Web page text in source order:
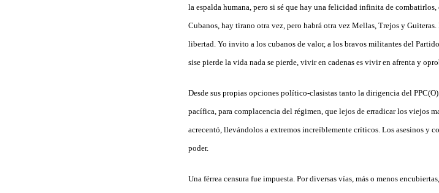
la espalda humana, pero si sé que hay una felicidad infinita de
Cubanos, hay tirano otra vez, pero habrá otra vez Mellas, Trejos y
libertad. Yo invito a los cubanos de valor, a los bravos militantes del
sise pierde la vida nada se pierde, vivir en cadenas es vivir en afrenta y
Desde sus propias opciones político-clasistas tanto la dirigencia del
pacífica, para complacencia del régimen, que lejos de erradicar los viejos
acrecentó, llevándolos a extremos increíblemente críticos. Los asesinos y
poder.
Una férrea censura fue impuesta. Por diversas vías, más o menos